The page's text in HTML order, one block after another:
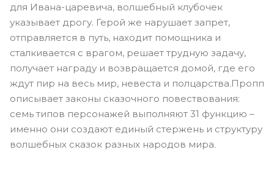
для Ивана-царевича, волшебный клубочек
указывает дрогу. Герой же нарушает запрет,
отправляется в путь, находит помощника и
сталкивается с врагом, решает трудную задачу,
получает награду и возвращается домой, где его
ждут пир на весь мир, невеста и полцарства.Пропп
описывает законы сказочного повествования:
семь типов персонажей выполняют 31 функцию –
именно они создают единый стержень и структуру
волшебных сказок разных народов мира.